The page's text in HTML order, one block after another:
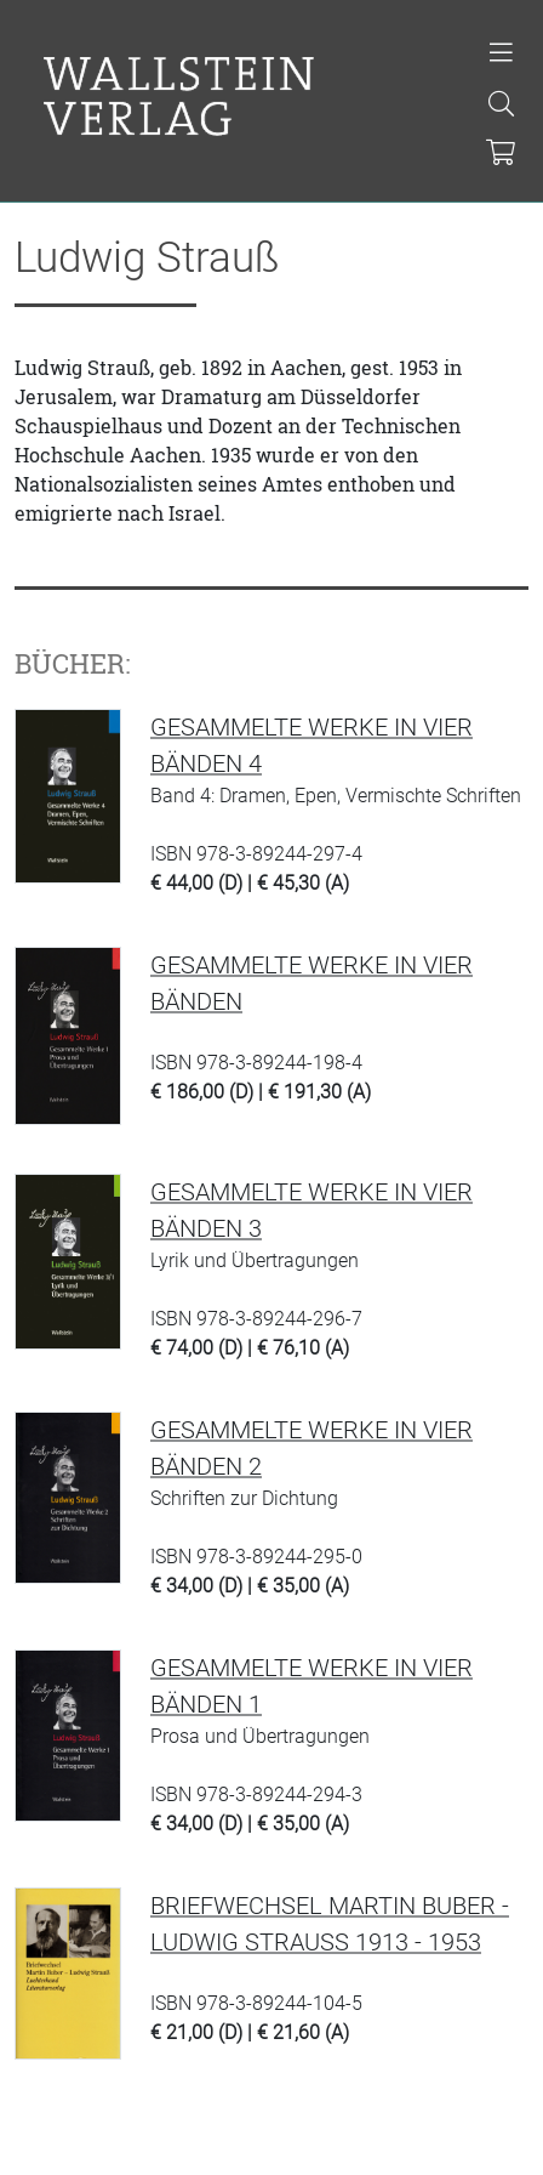
Ludwig Strauß
Ludwig Strauß, geb. 1892 in Aachen, gest. 1953 in
Jerusalem, war Dramaturg am Düsseldorfer
Schauspielhaus und Dozent an der Technischen
Hochschule Aachen. 1935 wurde er von den
Nationalsozialisten seines Amtes enthoben und
emigrierte nach Israel.
BÜCHER:
GESAMMELTE WERKE IN VIER
BÄNDEN 4
Band 4: Dramen, Epen, Vermischte Schriften
ISBN 978-3-89244-297-4
€ 44,00 (D) | € 45,30 (A)
GESAMMELTE WERKE IN VIER
BÄNDEN
ISBN 978-3-89244-198-4
€ 186,00 (D) | € 191,30 (A)
GESAMMELTE WERKE IN VIER
BÄNDEN 3
Lyrik und Übertragungen
ISBN 978-3-89244-296-7
€ 74,00 (D) | € 76,10 (A)
GESAMMELTE WERKE IN VIER
BÄNDEN 2
Schriften zur Dichtung
ISBN 978-3-89244-295-0
€ 34,00 (D) | € 35,00 (A)
GESAMMELTE WERKE IN VIER
BÄNDEN 1
Prosa und Übertragungen
ISBN 978-3-89244-294-3
€ 34,00 (D) | € 35,00 (A)
BRIEFWECHSEL MARTIN BUBER -
LUDWIG STRAUSS 1913 - 1953
ISBN 978-3-89244-104-5
€ 21,00 (D) | € 21,60 (A)